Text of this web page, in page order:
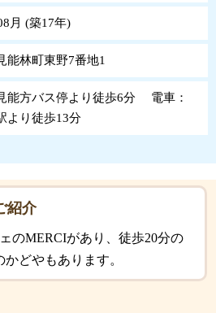
月 (築17年)
能林町東野7番地1
能方バス停より徒歩6分 電車：
より徒歩13分
紹介
のMERCIがあり、徒歩20分の
どやもあります。